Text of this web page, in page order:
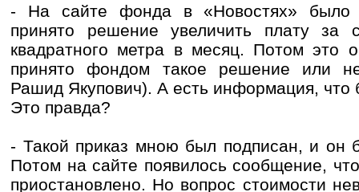
- На сайте фонда в «Новостях» было
принято решение увеличить плату за
квадратного метра в месяц. Потом это
принято фондом такое решение или
Рашид Якупович). А есть информация, что
Это правда?
- Такой приказ мною был подписан, и он
Потом на сайте появилось сообщение,
приостановлено. Но вопрос стоимости